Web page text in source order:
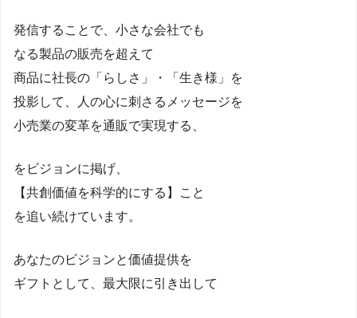
発信することで、小さな会社でも
なる製品の販売を超えて
商品に社長の「らしさ」・「生き様」を
投影して、人の心に刺さるメッセージを
小売業の変革を通販で実現する、
をビジョンに掲げ、
【共創価値を科学的にする】こと
を追い続けています。
あなたのビジョンと価値提供を
ギフトとして、最大限に引き出して